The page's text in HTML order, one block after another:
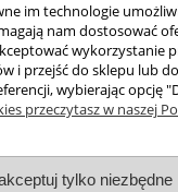
Pomoc
Moje konto
im technologie
nam dostosować
wykorzystanie
i przejść do sklepu lub
wybierając opcję
przeczytasz w naszej
tylko niezbędne